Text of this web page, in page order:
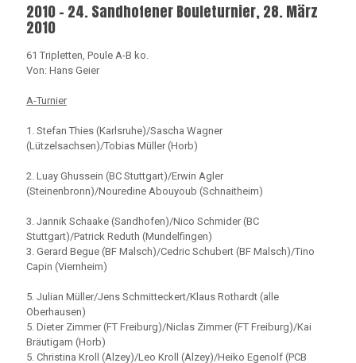
2010 - 24. Sandhofener Bouleturnier, 28. März
2010
61 Tripletten, Poule A-B ko.
Von: Hans Geier
A-Turnier
1. Stefan Thies (Karlsruhe)/Sascha Wagner
(Lützelsachsen)/Tobias Müller (Horb)
2. Luay Ghussein (BC Stuttgart)/Erwin Agler
(Steinenbronn)/Nouredine Abouyoub (Schnaitheim)
3. Jannik Schaake (Sandhofen)/Nico Schmider (BC
Stuttgart)/Patrick Reduth (Mundelfingen)
3. Gerard Begue (BF Malsch)/Cedric Schubert (BF Malsch)/Tino
Capin (Viernheim)
5. Julian Müller/Jens Schmitteckert/Klaus Rothardt (alle
Oberhausen)
5. Dieter Zimmer (FT Freiburg)/Niclas Zimmer (FT Freiburg)/Kai
Bräutigam (Horb)
5. Christina Kroll (Alzey)/Leo Kroll (Alzey)/Heiko Egenolf (PCB